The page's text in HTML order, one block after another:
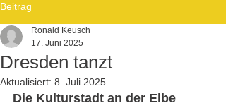
Beitrag
Dresden tanzt
Ronald Keusch
17. Juni 2025
Aktualisiert: 8. Juli 2025
Die Kulturstadt an der Elbe